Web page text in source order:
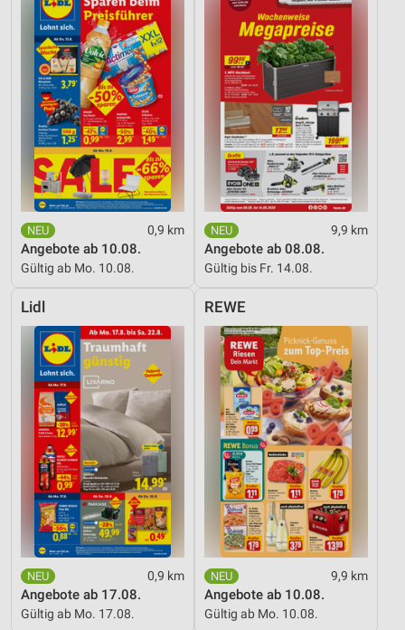
0,9 km
Angebote ab 10.08.
Gültig ab Mo. 10.08.
9,9 km
Angebote ab 08.08.
Gültig bis Fr. 14.08.
Lidl
0,9 km
Angebote ab 17.08.
Gültig ab Mo. 17.08.
REWE
9,9 km
Angebote ab 10.08.
Gültig ab Mo. 10.08.